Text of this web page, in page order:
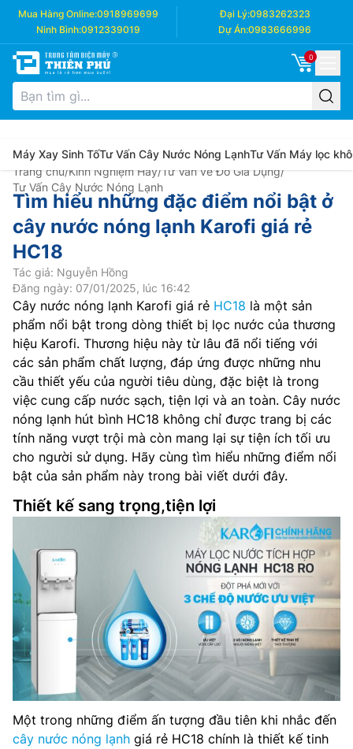
Mua Hàng Online:0918969699 Đại Lý:0983262323
Ninh Bình:0912339019 Dự Án:0983666996
0
Máy Xay Sinh TốTư Vấn Cây Nước Nóng LạnhTư Vấn Máy lọc
Trang chủ/Kinh Nghiệm Hay/Tư Vấn về Đồ Gia Dụng/
Tư Vấn Cây Nước Nóng Lạnh
Tìm hiểu những đặc điểm nổi bật ở
cây nước nóng lạnh Karofi giá rẻ
HC18
Tác giả: Nguyễn Hồng
Đăng ngày: 07/01/2025, lúc 16:42
Cây nước nóng lạnh Karofi giá rẻ HC18 là một sản
phẩm nổi bật trong dòng thiết bị lọc nước của thương
hiệu Karofi. Thương hiệu này từ lâu đã nổi tiếng với
các sản phẩm chất lượng, đáp ứng được những nhu
cầu thiết yếu của người tiêu dùng, đặc biệt là trong
việc cung cấp nước sạch, tiện lợi và an toàn. Cây nước
nóng lạnh hút bình HC18 không chỉ được trang bị các
tính năng vượt trội mà còn mang lại sự tiện ích tối ưu
cho người sử dụng. Hãy cùng tìm hiểu những điểm nổi
bật của sản phẩm này trong bài viết dưới đây.
Thiết kế sang trọng,tiện lợi
Một trong những điểm ấn tượng đầu tiên khi nhắc đến
cây nước nóng lạnh giá rẻ HC18 chính là thiết kế tinh